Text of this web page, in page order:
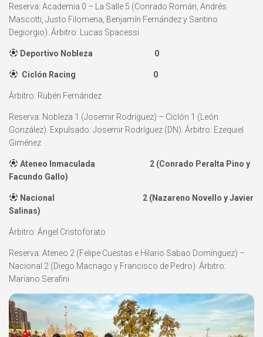
Reserva: Academia 0 – La Salle 5 (Conrado Román, Andrés
Mascotti, Justo Filomena, Benjamín Fernández y Santino
Degiorgio). Árbitro: Lucas Spacessi
Deportivo Nobleza 0
Ciclón Racing 0
Árbitro: Rubén Fernández
Reserva: Nobleza 1 (Josemir Rodríguez) – Ciclón 1 (León
González). Expulsado: Josemir Rodríguez (DN). Árbitro: Ezequiel
Giménez
Ateneo Inmaculada 2 (Conrado Peralta Pino y
Facundo Gallo)
Nacional 2 (Nazareno Novello y Javier
Salinas)
Árbitro: Ángel Cristoforato
Reserva: Ateneo 2 (Felipe Cuestas e Hilario Sabao Domínguez) –
Nacional 2 (Diego Macnago y Francisco de Pedro). Árbitro:
Mariano Serafini